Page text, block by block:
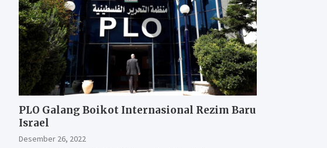
PLO Galang Boikot Internasional Rezim Baru
Israel
Desember 26, 2022